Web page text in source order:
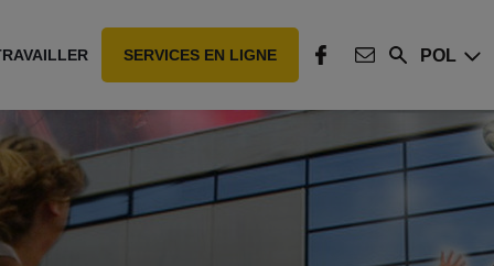
SERVICES EN LIGNE
FACEBOOK
CONTACT
Rechercher
POL